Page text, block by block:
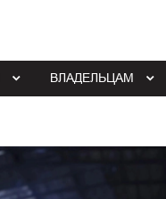
ВЛАДЕЛЬЦАМ